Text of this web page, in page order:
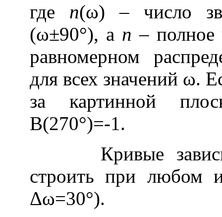
где n(ω)– число
(ω±90°), а n – полное
равномерном
для всех значений ω.
за картинной
В(270°)=-1.
Кривые
строить при любом
Δω=30°).